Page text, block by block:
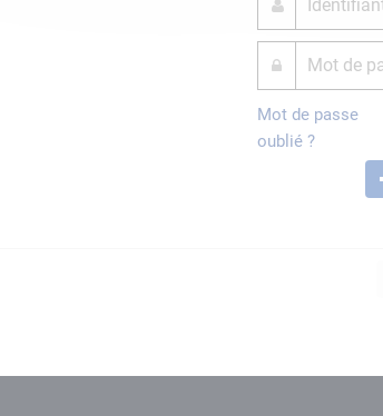
Mot de passe
oublié ?